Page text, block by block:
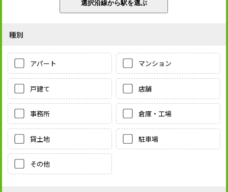
種別
アパート マンション
戸建て 店舗
事務所 倉庫・工場
貸土地 駐車場
その他